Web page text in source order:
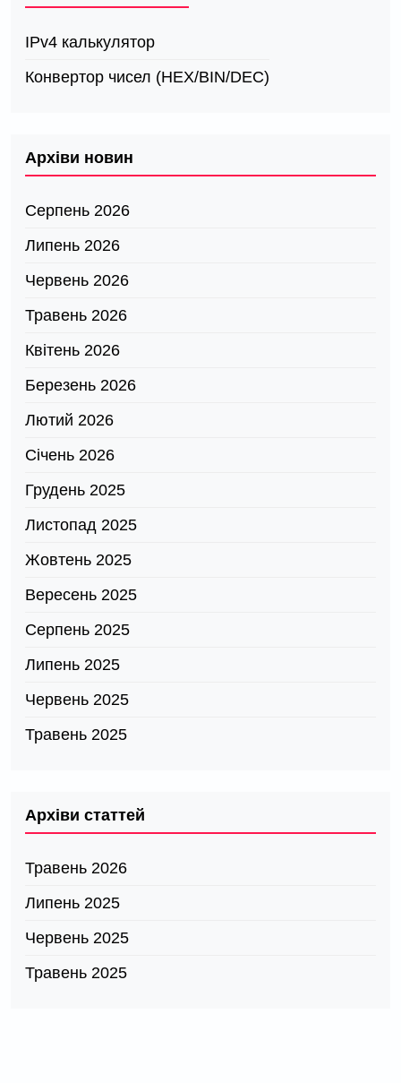
IPv4 калькулятор
Конвертор чисел (HEX/BIN/DEC)
Архіви новин
Серпень 2026
Липень 2026
Червень 2026
Травень 2026
Квітень 2026
Березень 2026
Лютий 2026
Січень 2026
Грудень 2025
Листопад 2025
Жовтень 2025
Вересень 2025
Серпень 2025
Липень 2025
Червень 2025
Травень 2025
Архіви статтей
Травень 2026
Липень 2025
Червень 2025
Травень 2025